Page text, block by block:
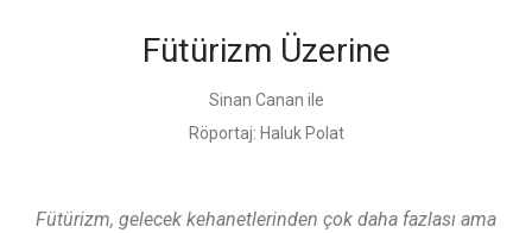
Fütürizm Üzerine
Sinan Canan ile
Röportaj: Haluk Polat
Fütürizm, gelecek kehanetlerinden çok daha fazlası ama